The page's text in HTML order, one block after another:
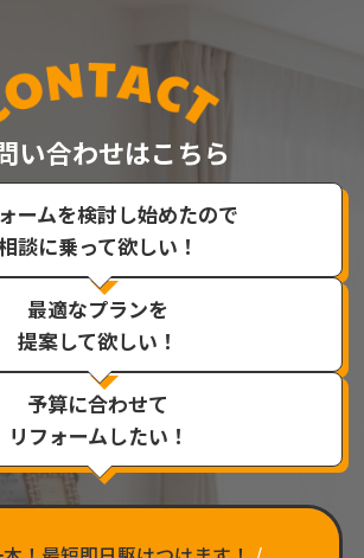
い合わせはこちら
ームを検討し始めたので
談に乗って欲しい！
最適なプランを
提案して欲しい！
予算に合わせて
リフォームしたい！